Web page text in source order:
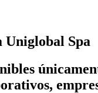
Spa